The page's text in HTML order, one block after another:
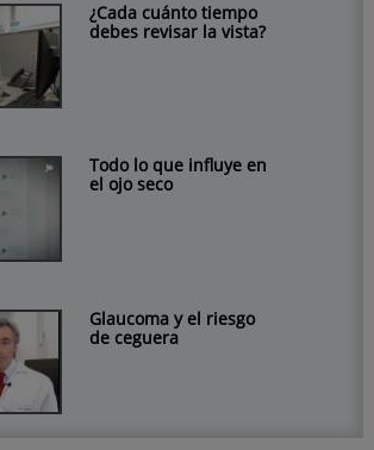
¿Cada cuánto tiempo
debes revisar la vista?
Todo lo que influye en
el ojo seco
Glaucoma y el riesgo
de ceguera